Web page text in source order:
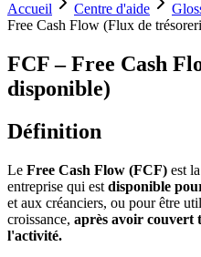
Accueil Centre d'aide
Free Cash Flow (Flux de
FCF – Free Cash
disponible)
Définition
Le Free Cash Flow (FCF) est
entreprise qui est disponible
et aux créanciers, ou pour être
croissance, après avoir couvert
l'activité.